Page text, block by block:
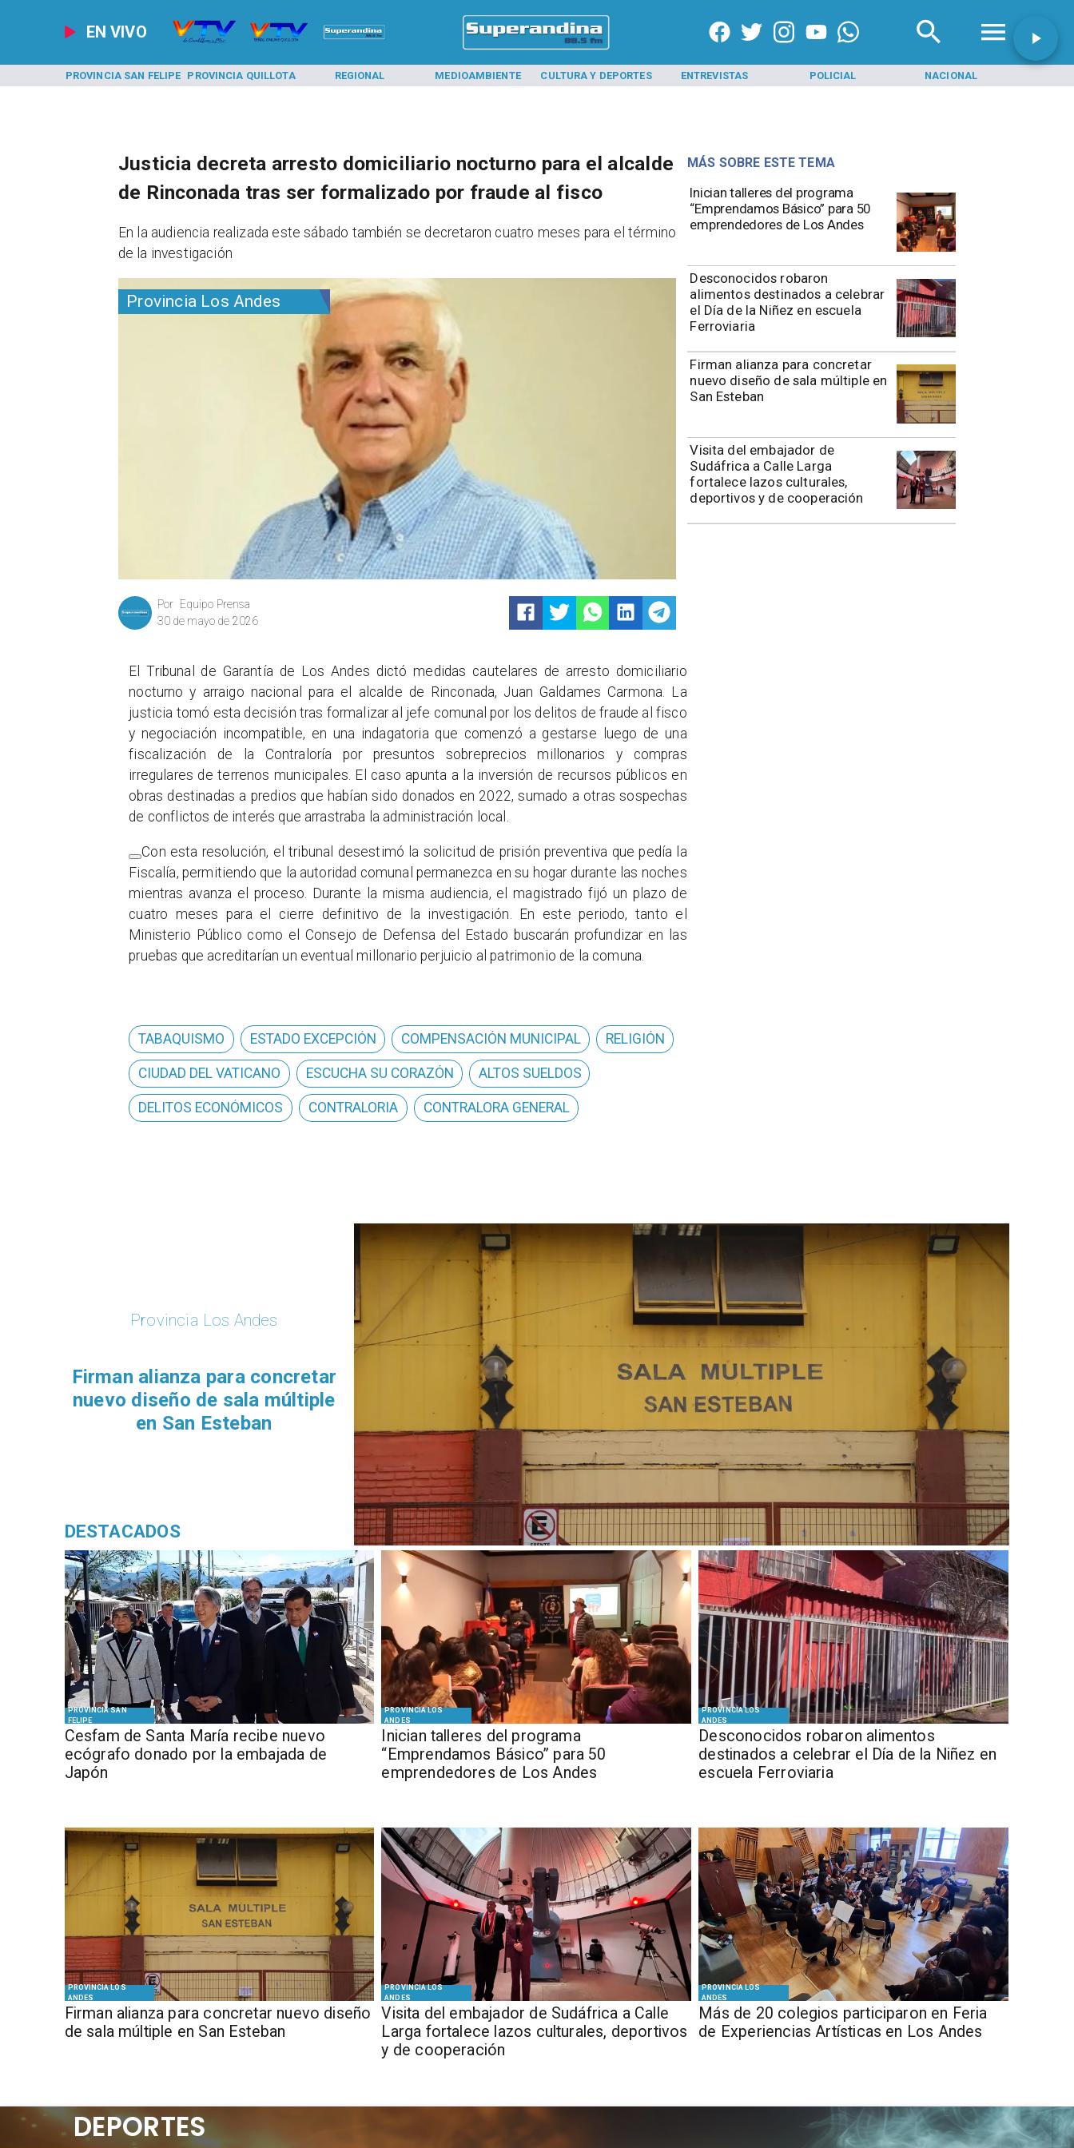
EN VIVO
PROVINCIA SAN FELIPE PROVINCIA QUILLOTA REGIONAL MEDIOAMBIENTE CULTURA Y DEPORTES ENTREVISTAS POLICIAL NACIONAL
Provincia Los Andes
Equipo Prensa
Por
30 de mayo de 2026
Inician talleres del programa
“Emprendamos Básico” para 50
emprendedores de Los Andes
Desconocidos robaron
alimentos destinados a celebrar
el Día de la Niñez en escuela
Ferroviaria
​​Firman alianza para concretar
nuevo diseño de sala múltiple en
San Esteban
​Visita del embajador de
Sudáfrica a Calle Larga
fortalece lazos culturales,
deportivos y de cooperación
MÁS SOBRE ESTE TEMA
Justicia decreta arresto domiciliario nocturno para el alcalde
de Rinconada tras ser formalizado por fraude al fisco
​En la audiencia realizada este sábado también se decretaron cuatro meses para el término
de la investigación
El Tribunal de Garantía de Los Andes dictó medidas cautelares de arresto domiciliario
nocturno y arraigo nacional para el alcalde de Rinconada, Juan Galdames Carmona. La
justicia tomó esta decisión tras formalizar al jefe comunal por los delitos de fraude al fisco
y negociación incompatible, en una indagatoria que comenzó a gestarse luego de una
fiscalización de la Contraloría por presuntos sobreprecios millonarios y compras
irregulares de terrenos municipales. El caso apunta a la inversión de recursos públicos en
obras destinadas a predios que habían sido donados en 2022, sumado a otras sospechas
de conflictos de interés que arrastraba la administración local.
Con esta resolución, el tribunal desestimó la solicitud de prisión preventiva que pedía la
Fiscalía, permitiendo que la autoridad comunal permanezca en su hogar durante las noches
mientras avanza el proceso.
Durante la misma audiencia, el magistrado fijó un plazo de
cuatro meses para el cierre definitivo de la investigación. En este periodo, tanto el
Ministerio Público como el Consejo de Defensa del Estado buscarán profundizar en las
pruebas que acreditarían un eventual millonario perjuicio al patrimonio de la comuna.
TABAQUISMO ESTADO EXCEPCIÓN COMPENSACIÓN MUNICIPAL RELIGIÓN
CIUDAD DEL VATICANO ESCUCHA SU CORAZÓN ALTOS SUELDOS
DELITOS ECONÓMICOS CONTRALORIA CONTRALORA GENERAL
PROVINCIA SAN
FELIPE
Cesfam de Santa María recibe nuevo
ecógrafo donado por la embajada de
Japón
PROVINCIA LOS
ANDES
Inician talleres del programa
“Emprendamos Básico” para 50
emprendedores de Los Andes
PROVINCIA LOS
ANDES
Desconocidos robaron alimentos
destinados a celebrar el Día de la Niñez en
escuela Ferroviaria
PROVINCIA LOS
ANDES
​​Firman alianza para concretar nuevo diseño
de sala múltiple en San Esteban
PROVINCIA LOS
ANDES
​Visita del embajador de Sudáfrica a Calle
Larga fortalece lazos culturales, deportivos
y de cooperación
PROVINCIA LOS
ANDES
Más de 20 colegios participaron en Feria
de Experiencias Artísticas en Los Andes
Provincia Los Andes
​​Firman alianza para concretar
nuevo diseño de sala múltiple
en San Esteban
DESTACADOS
DEPORTES